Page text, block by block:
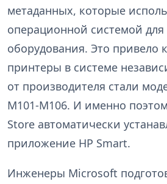
метаданных, которые
операционной системой
оборудования. Это привело
принтеры в системе
от производителя стали
M101-M106. И именно
Store автоматически
приложение HP Smart.
Инженеры Microsoft